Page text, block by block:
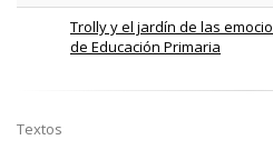
Trolly y el jardín de las
de Educación Primaria
Textos